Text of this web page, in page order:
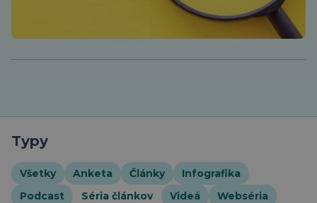
Typy
Všetky Anketa Články
Infografika
Podcast
Séria článkov Videá Webséria